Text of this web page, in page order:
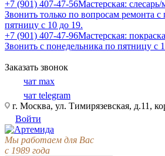
+7 (901) 407-47-56Мастерская:
Звонить только по вопросам ремонта с
пятницу с 10 до 19.
+7 (901) 407-47-96Мастерская:
Звонить с понедельника по пятницу с
Заказать звонок
чат max
чат telegram
г. Москва, ул. Тимирязевская, д.11,
Войти
Мы работаем для Вас
с 1989 года